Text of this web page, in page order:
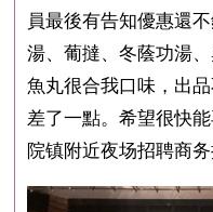
員最後有告知優惠還
湯、葡撻、冬蔭功湯
魚丸很合我口味，出
差了一點。希望很快
院镇附近夜场招聘商